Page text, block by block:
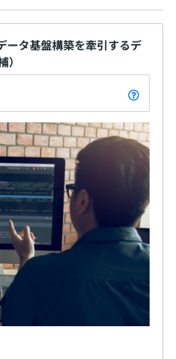
設定とその評価をしていく
目標設定する形にはなりま
は本人や上長の所感だけで
アント先からの意見も取り
な仕組みを作っておりま
ータ基盤構築を牽引するデ